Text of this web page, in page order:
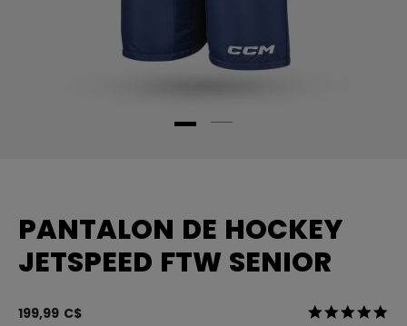
PANTALON DE HOCKEY
JETSPEED FTW SENIOR
199,99 C$ 3,6 sur 5